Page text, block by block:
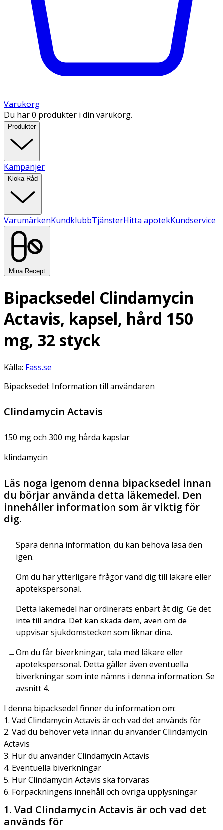
Varukorg
Du har 0 produkter i din varukorg.
Produkter
Kampanjer
Kloka Råd
VarumärkenKundklubbTjänsterHitta apotekKundservice
Mina Recept
Bipacksedel Clindamycin
Actavis, kapsel, hård 150
mg, 32 styck
Källa: Fass.se
Bipacksedel: Information till användaren
Clindamycin Actavis
150 mg och 300 mg hårda kapslar
klindamycin
Läs noga igenom denna bipacksedel innan
du börjar använda detta läkemedel. Den
innehåller information som är viktig för
dig.
Spara denna information, du kan behöva läsa den
igen.
Om du har ytterligare frågor vänd dig till läkare eller
apotekspersonal.
Detta läkemedel har ordinerats enbart åt dig. Ge det
inte till andra. Det kan skada dem, även om de
uppvisar sjukdomstecken som liknar dina.
Om du får biverkningar, tala med läkare eller
apotekspersonal. Detta gäller även eventuella
biverkningar som inte nämns i denna information. Se
avsnitt 4.
I denna bipacksedel finner du information om:
1. Vad Clindamycin Actavis är och vad det används för
2. Vad du behöver veta innan du använder Clindamycin
Actavis
3. Hur du använder Clindamycin Actavis
4. Eventuella biverkningar
5. Hur Clindamycin Actavis ska förvaras
6. Förpackningens innehåll och övriga upplysningar
1. Vad Clindamycin Actavis är och vad det
används för